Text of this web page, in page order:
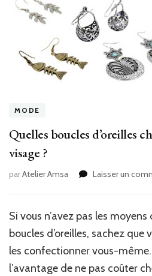
MODE
Quelles boucles d’oreilles
visage ?
parAtelier Amsa Laisser un
Si vous n’avez pas les
boucles d’oreilles, sachez
les confectionner vous-
l’avantage de ne pas coûter